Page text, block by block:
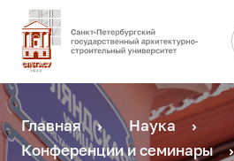
Главная
Наука
Конференции и семинары